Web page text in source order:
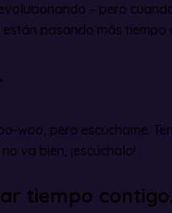
– pero
están pasando más
woo, pero escúchame.
va bien, ¡escúchalo!
tiempo contigo.